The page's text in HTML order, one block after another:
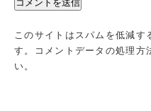
このサイトはスパムを低減
す。
コメントデータの処理方
い 。